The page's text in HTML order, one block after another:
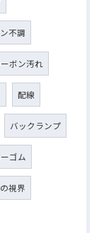
不調
ボン汚れ
配線
バックランプ
ゴム
視界